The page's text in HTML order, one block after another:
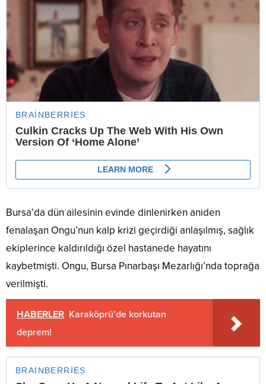
Bursa’da dün ailesinin evinde dinlenirken aniden
fenalaşan Ongu’nun kalp krizi geçirdiği anlaşılmış, sağlık
ekiplerince kaldırıldığı özel hastanede hayatını
kaybetmişti. Ongu, Bursa Pınarbaşı Mezarlığı’nda toprağa
verilmişti.
HABERLER Karaköprü’de korkutan
deprem!